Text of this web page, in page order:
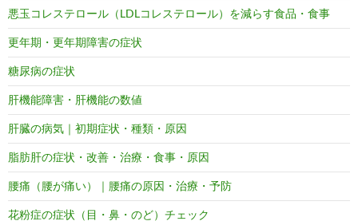
悪玉コレステロール（LDLコレステロール）を減らす食品・食事
更年期・更年期障害の症状
糖尿病の症状
肝機能障害・肝機能の数値
肝臓の病気｜初期症状・種類・原因
脂肪肝の症状・改善・治療・食事・原因
腰痛（腰が痛い）｜腰痛の原因・治療・予防
花粉症の症状（目・鼻・のど）チェック